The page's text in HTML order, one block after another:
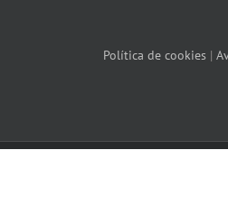
Política de cookies |